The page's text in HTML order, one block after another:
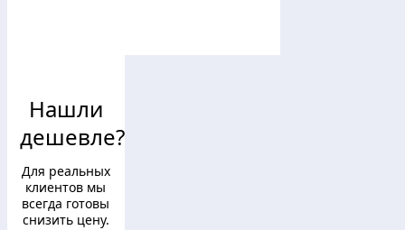
Нашли
дешевле?
Для реальных
клиентов мы
всегда готовы
снизить цену.